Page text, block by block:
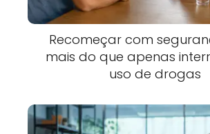
Recomeçar com
mais do que apenas
uso de drogas